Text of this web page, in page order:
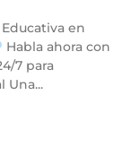
en
Habla ahora con
7 para
Una...